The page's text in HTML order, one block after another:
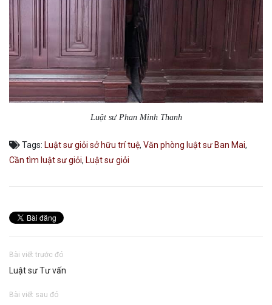
Luật sư Phan Minh Thanh
Tags: Luật sư giỏi sở hữu trí tuệ, Văn phòng luật sư Ban Mai,
Cần tìm luật sư giỏi, Luật sư giỏi
Bài viết trước đó
Luật sư Tư vấn
Bài viết sau đó